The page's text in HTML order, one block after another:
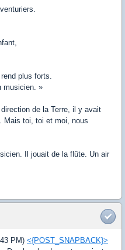
plus forts.
musicien. »
de la Terre, il y avait
. Mais toi, toi et moi, nous
Il jouait de la flûte. Un air
PM) <{POST_SNAPBACK}>